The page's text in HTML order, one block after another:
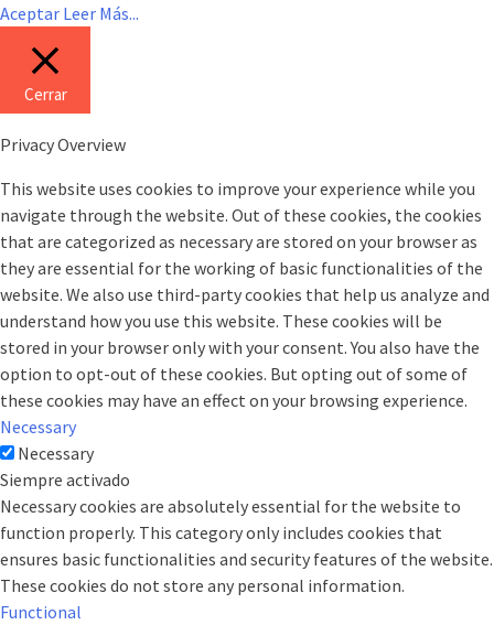
Aceptar Leer Más...
Cerrar
Privacy Overview
This website uses cookies to improve your experience while you
navigate through the website. Out of these cookies, the cookies
that are categorized as necessary are stored on your browser as
they are essential for the working of basic functionalities of the
website. We also use third-party cookies that help us analyze and
understand how you use this website. These cookies will be
stored in your browser only with your consent. You also have the
option to opt-out of these cookies. But opting out of some of
these cookies may have an effect on your browsing experience.
Necessary
Necessary
Siempre activado
Necessary cookies are absolutely essential for the website to
function properly. This category only includes cookies that
ensures basic functionalities and security features of the website.
These cookies do not store any personal information.
Functional